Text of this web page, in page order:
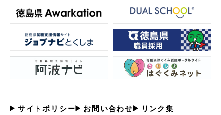
サイトポリシー お問い合わせ リンク集